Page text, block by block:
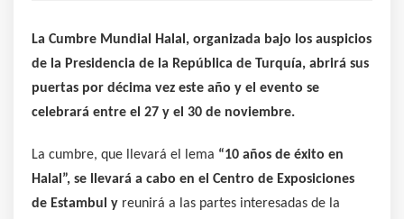
La Cumbre Mundial Halal, organizada bajo los auspicios
de la Presidencia de la República de Turquía, abrirá sus
puertas por décima vez este año y el evento se
celebrará entre el 27 y el 30 de noviembre.
La cumbre, que llevará el lema “10 años de éxito en
Halal”, se llevará a cabo en el Centro de Exposiciones
de Estambul y reunirá a las partes interesadas de la